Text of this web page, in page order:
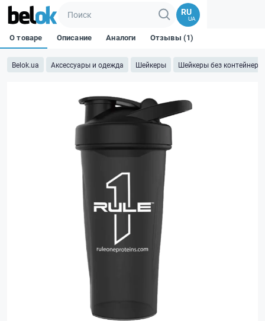
RU
UA
Belok.ua Аксессуары и одежда Шейкеры Шейкеры без контейнера
О товаре Описание Аналоги Отзывы (1)